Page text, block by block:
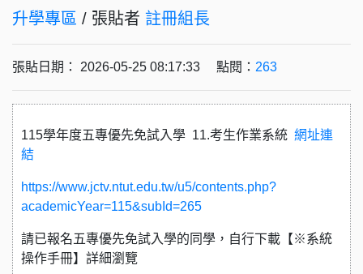
升學專區 / 張貼者 註冊組長
張貼日期： 2026-05-25 08:17:33 點閱： 263
115學年度五專優先免試入學 11.考生作業系統 網址連
結
https://www.jctv.ntut.edu.tw/u5/contents.php?
academicYear=115&subId=265
請已報名五專優先免試入學的同學，自行下載【※系統
操作手冊】詳細瀏覽